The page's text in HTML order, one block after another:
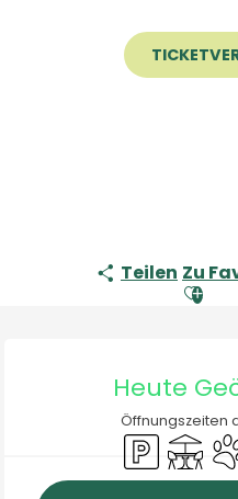
Teilen Zu
Heute
Öffnungszeiten
Parkplatz